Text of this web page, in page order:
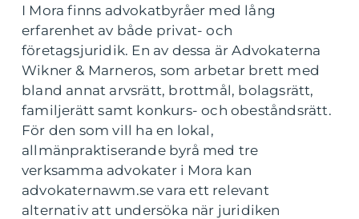
I Mora finns advokatbyråer med lång
erfarenhet av både privat- och
företagsjuridik. En av dessa är Advokaterna
Wikner & Marneros, som arbetar brett med
bland annat arvsrätt, brottmål, bolagsrätt,
familjerätt samt konkurs- och obeståndsrätt.
För den som vill ha en lokal,
allmänpraktiserande byrå med tre
verksamma advokater i Mora kan
advokaternawm.se vara ett relevant
alternativ att undersöka när juridiken